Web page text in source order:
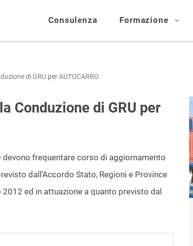
Consulenza Formazione
di GRU per AUTOCARRO
Conduzione di GRU per
devono frequentare corso di aggiornamento
dall’Accordo Stato, Regioni e Province
ed in attuazione a quanto previsto dal